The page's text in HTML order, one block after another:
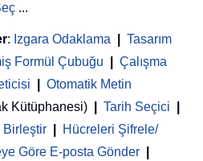
...
: Izgara Odaklama
Tasarım
Formül Çubuğu
Çalışma
Otomatik Metin
Kütüphanesi) Tarih Seçici
Birleştir
Hücreleri Şifrele/
Göre E-posta Gönder